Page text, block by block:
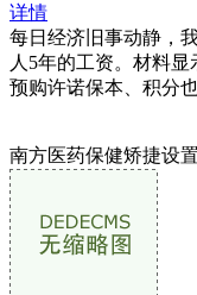
详情
每日经济旧事动静，
人5年的工资。材料显
预购许诺保本、积分
南方医药保健矫捷设